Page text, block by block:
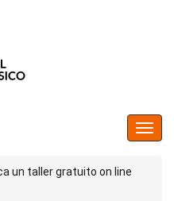
un taller gratuito on line